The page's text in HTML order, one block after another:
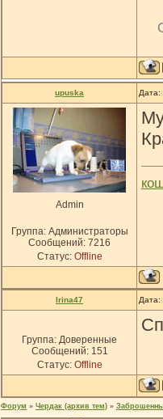
upuska
Admin
Группа: Администраторы
Сообщений: 7216
Статус: Offline
Irina47 Дата:
Группа: Доверенные
Сообщений: 151
Статус: Offline
Форум » Чердак (архив тем) »